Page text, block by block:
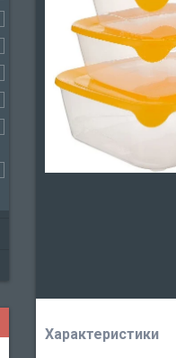
Характеристики